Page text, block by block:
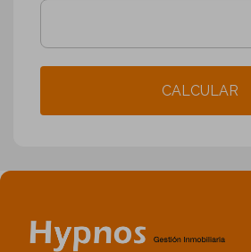
CALCULAR